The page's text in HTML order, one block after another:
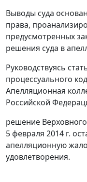
Выводы суда
права,
предусмотренных
решения суда в
Руководствуясь
процессуального
Апелляционная
Российской
решение
5 февраля 2014 г.
апелляционную
удовлетворения.